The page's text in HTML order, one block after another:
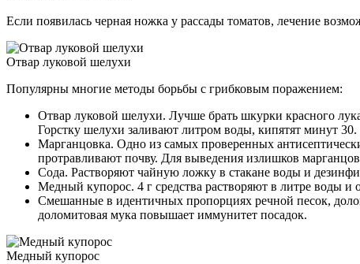
Если появилась черная ножка у рассады томатов, лечение
Отвар луковой шелухи
Популярны многие методы борьбы с грибковым поражением:
Отвар луковой шелухи. Лучше брать шкурки красного
Горстку шелухи заливают литром воды, кипятят минут
Марганцовка. Одно из самых проверенных
протравливают почву. Для выведения излишков
Сода. Растворяют чайную ложку в стакане воды и
Медный купорос. 4 г средства растворяют в литре воды и
Смешанные в идентичных пропорциях речной песок,
доломитовая мука повышает иммунитет посадок.
Медный купорос